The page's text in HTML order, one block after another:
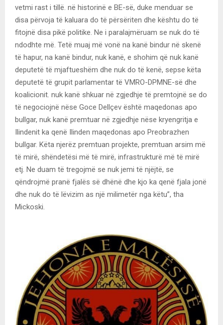
vetmi rast i tillë. në historinë e BE-së, duke menduar se
disa përvoja të kaluara do të përsëriten dhe kështu do të
fitojnë disa pikë politike. Ne i paralajmëruam se nuk do të
ndodhte më. Tetë muaj më vonë na kanë bindur në skenë
të hapur, na kanë bindur, nuk kanë, e shohim që nuk kanë
deputetë të mjaftueshëm dhe nuk do të kenë, sepse këta
deputetë të grupit parlamentar të VMRO-DPMNE-së dhe
koalicionit. nuk kanë shkuar në zgjedhje të premtojnë se do
të negociojnë nëse Goce Dellçev është maqedonas apo
bullgar, nuk kanë premtuar në zgjedhje nëse kryengritja e
Ilindenit ka qenë Ilinden maqedonas apo Preobrazhen
bullgar. Këta njerëz premtuan projekte, premtuan arsim më
të mirë, shëndetësi më të mirë, infrastrukturë më të mirë
etj. Ne duam të tregojmë se nuk jemi të njëjtë, se
qëndrojmë pranë fjalës së dhënë dhe kjo ka qenë fjala jonë
dhe nuk do të lëvizim as një milimetër nga këtu”, tha
Mickoski.